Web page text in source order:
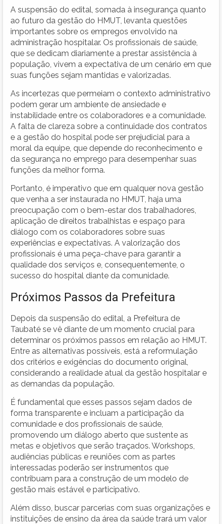
A suspensão do edital, somada à insegurança quanto
ao futuro da gestão do HMUT, levanta questões
importantes sobre os empregos envolvido na
administração hospitalar. Os profissionais de saúde,
que se dedicam diariamente a prestar assistência à
população, vivem a expectativa de um cenário em que
suas funções sejam mantidas e valorizadas.
As incertezas que permeiam o contexto administrativo
podem gerar um ambiente de ansiedade e
instabilidade entre os colaboradores e a comunidade.
A falta de clareza sobre a continuidade dos contratos
e a gestão do hospital pode ser prejudicial para a
moral da equipe, que depende do reconhecimento e
da segurança no emprego para desempenhar suas
funções da melhor forma.
Portanto, é imperativo que em qualquer nova gestão
que venha a ser instaurada no HMUT, haja uma
preocupação com o bem-estar dos trabalhadores,
aplicação de direitos trabalhistas e espaço para
diálogo com os colaboradores sobre suas
experiências e expectativas. A valorização dos
profissionais é uma peça-chave para garantir a
qualidade dos serviços e, consequentemente, o
sucesso do hospital diante da comunidade.
Próximos Passos da Prefeitura
Depois da suspensão do edital, a Prefeitura de
Taubaté se vê diante de um momento crucial para
determinar os próximos passos em relação ao HMUT.
Entre as alternativas possíveis, está a reformulação
dos critérios e exigências do documento original,
considerando a realidade atual da gestão hospitalar e
as demandas da população.
É fundamental que esses passos sejam dados de
forma transparente e incluam a participação da
comunidade e dos profissionais de saúde,
promovendo um diálogo aberto que sustente as
metas e objetivos que serão traçados. Workshops,
audiências públicas e reuniões com as partes
interessadas poderão ser instrumentos que
contribuam para a construção de um modelo de
gestão mais estável e participativo.
Além disso, buscar parcerias com suas organizações e
instituições de ensino da área da saúde trará um valor